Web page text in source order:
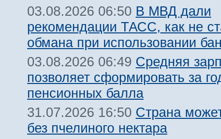
03.08.2026 06:50 В МВД дали
рекомендации ТАСС, как не
обмана при использовании
03.08.2026 06:49 Средняя
позволяет сформировать за
пенсионных балла
31.07.2026 16:50 Страна
без пчелиного нектара